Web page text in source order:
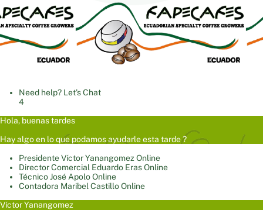
Need help? Let's Chat
4
Hola, buenas tardes
Hay algo en lo que podamos ayudarle esta tarde ?
PresidenteVíctor Yanangomez Online
Director Comercial Eduardo ErasOnline
TécnicoJosé ApoloOnline
Contadora Maribel CastilloOnline
Víctor Yanangomez